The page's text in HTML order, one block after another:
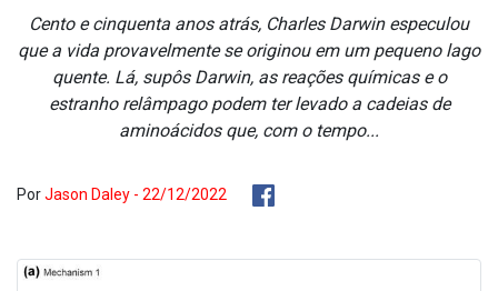
Cento e cinquenta anos atrás, Charles Darwin especulou
que a vida provavelmente se originou em um pequeno lago
quente. Lá, supôs Darwin, as reações químicas e o
estranho relâmpago podem ter levado a cadeias de
aminoácidos que, com o tempo...
PorJason Daley - 22/12/2022